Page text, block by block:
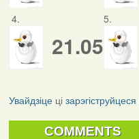
4.
21.05
5.
Увайдзіцеці зарэгіструйцеся
COMMENTS